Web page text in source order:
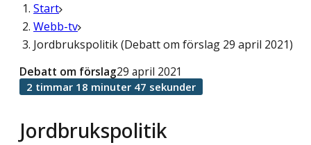
Start
Webb-tv
Jordbrukspolitik (Debatt om förslag 29 april 2021)
Jordbrukspolitik
Debatt om förslag29 april 2021
2 timmar 18 minuter 47 sekunder